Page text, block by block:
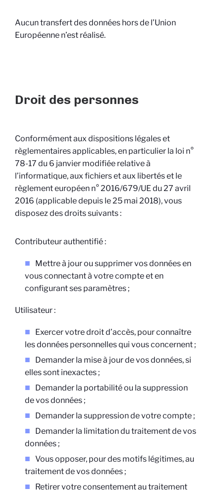
Aucun transfert des données hors de l’Union
Européenne n’est réalisé.
Droit des personnes
Conformément aux dispositions légales et
règlementaires applicables, en particulier la loi n°
78-17 du 6 janvier modifiée relative à
l’informatique, aux fichiers et aux libertés et le
règlement européen n° 2016/679/UE du 27 avril
2016 (applicable depuis le 25 mai 2018), vous
disposez des droits suivants :
Contributeur authentifié :
Mettre à jour ou supprimer vos données en
vous connectant à votre compte et en
configurant ses paramètres ;
Utilisateur :
Exercer votre droit d’accès, pour connaître
les données personnelles qui vous concernent ;
Demander la mise à jour de vos données, si
elles sont inexactes ;
Demander la portabilité ou la suppression
de vos données ;
Demander la suppression de votre compte ;
Demander la limitation du traitement de vos
données ;
Vous opposer, pour des motifs légitimes, au
traitement de vos données ;
Retirer votre consentement au traitement